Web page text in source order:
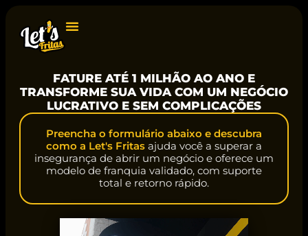
FATURE ATÉ 1 MILHÃO AO ANO E
TRANSFORME SUA VIDA COM UM NEGÓCIO
LUCRATIVO E SEM COMPLICAÇÕES
Preencha o formulário abaixo e descubra
como a Let's Fritas ajuda você a superar a
insegurança de abrir um negócio e oferece um
modelo de franquia validado, com suporte
total e retorno rápido.